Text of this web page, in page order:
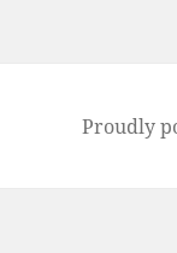
Proudly